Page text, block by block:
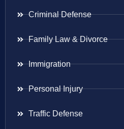
Criminal Defense
Family Law & Divorce
Immigration
Personal Injury
Traffic Defense